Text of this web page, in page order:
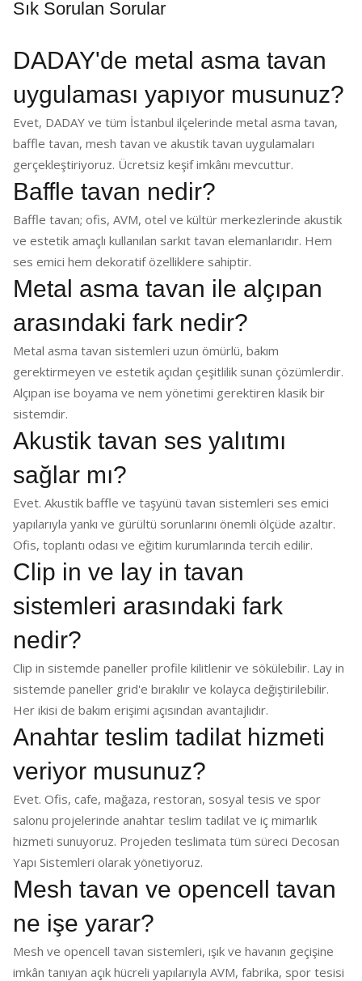
Sık Sorulan Sorular
DADAY'de metal asma tavan
uygulaması yapıyor musunuz?
Evet, DADAY ve tüm İstanbul ilçelerinde metal asma tavan,
baffle tavan, mesh tavan ve akustik tavan uygulamaları
gerçekleştiriyoruz. Ücretsiz keşif imkânı mevcuttur.
Baffle tavan nedir?
Baffle tavan; ofis, AVM, otel ve kültür merkezlerinde akustik
ve estetik amaçlı kullanılan sarkıt tavan elemanlarıdır. Hem
ses emici hem dekoratif özelliklere sahiptir.
Metal asma tavan ile alçıpan
arasındaki fark nedir?
Metal asma tavan sistemleri uzun ömürlü, bakım
gerektirmeyen ve estetik açıdan çeşitlilik sunan çözümlerdir.
Alçıpan ise boyama ve nem yönetimi gerektiren klasik bir
sistemdir.
Akustik tavan ses yalıtımı
sağlar mı?
Evet. Akustik baffle ve taşyünü tavan sistemleri ses emici
yapılarıyla yankı ve gürültü sorunlarını önemli ölçüde azaltır.
Ofis, toplantı odası ve eğitim kurumlarında tercih edilir.
Clip in ve lay in tavan
sistemleri arasındaki fark
nedir?
Clip in sistemde paneller profile kilitlenir ve sökülebilir. Lay in
sistemde paneller grid'e bırakılır ve kolayca değiştirilebilir.
Her ikisi de bakım erişimi açısından avantajlıdır.
Anahtar teslim tadilat hizmeti
veriyor musunuz?
Evet. Ofis, cafe, mağaza, restoran, sosyal tesis ve spor
salonu projelerinde anahtar teslim tadilat ve iç mimarlık
hizmeti sunuyoruz. Projeden teslimata tüm süreci Decosan
Yapı Sistemleri olarak yönetiyoruz.
Mesh tavan ve opencell tavan
ne işe yarar?
Mesh ve opencell tavan sistemleri, ışık ve havanın geçişine
imkân tanıyan açık hücreli yapılarıyla AVM, fabrika, spor tesisi